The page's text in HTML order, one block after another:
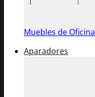
Muebles de Oficina
Aparadores